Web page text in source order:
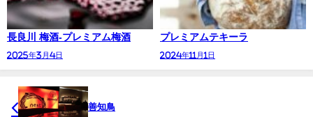
長良川 梅酒-プレミアム梅酒
2025年3月4日
プレミアムテキーラ
2024年11月1日
善知鳥